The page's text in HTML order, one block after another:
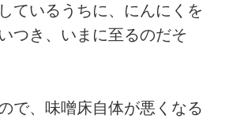
ているうちに、にんにくを
つき、いまに至るのだそ
で、味噌床自体が悪くなる